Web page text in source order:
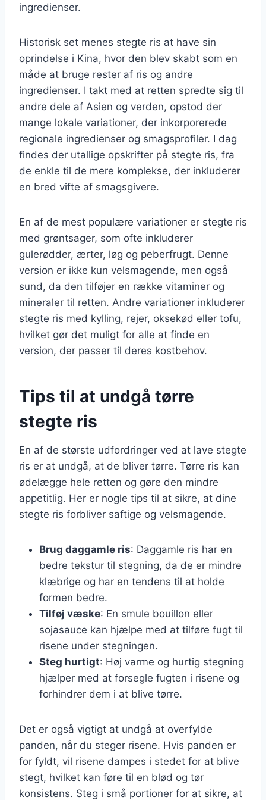
ingredienser.
Historisk set menes stegte ris at have sin
oprindelse i Kina, hvor den blev skabt som en
måde at bruge rester af ris og andre
ingredienser. I takt med at retten spredte sig til
andre dele af Asien og verden, opstod der
mange lokale variationer, der inkorporerede
regionale ingredienser og smagsprofiler. I dag
findes der utallige opskrifter på stegte ris, fra
de enkle til de mere komplekse, der inkluderer
en bred vifte af smagsgivere.
En af de mest populære variationer er stegte ris
med grøntsager, som ofte inkluderer
gulerødder, ærter, løg og peberfrugt. Denne
version er ikke kun velsmagende, men også
sund, da den tilføjer en række vitaminer og
mineraler til retten. Andre variationer inkluderer
stegte ris med kylling, rejer, oksekød eller tofu,
hvilket gør det muligt for alle at finde en
version, der passer til deres kostbehov.
Tips til at undgå tørre
stegte ris
En af de største udfordringer ved at lave stegte
ris er at undgå, at de bliver tørre. Tørre ris kan
ødelægge hele retten og gøre den mindre
appetitlig. Her er nogle tips til at sikre, at dine
stegte ris forbliver saftige og velsmagende.
Brug daggamle ris: Daggamle ris har en
bedre tekstur til stegning, da de er mindre
klæbrige og har en tendens til at holde
formen bedre.
Tilføj væske: En smule bouillon eller
sojasauce kan hjælpe med at tilføre fugt til
risene under stegningen.
Steg hurtigt: Høj varme og hurtig stegning
hjælper med at forsegle fugten i risene og
forhindrer dem i at blive tørre.
Det er også vigtigt at undgå at overfylde
panden, når du steger risene. Hvis panden er
for fyldt, vil risene dampes i stedet for at blive
stegt, hvilket kan føre til en blød og tør
konsistens. Steg i små portioner for at sikre, at